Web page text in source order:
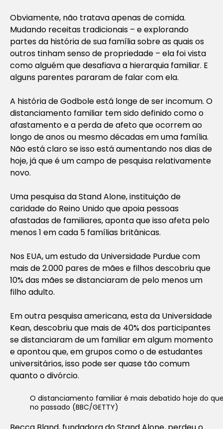
Obviamente, não tratava apenas de comida.
Mudando receitas tradicionais – e explorando
partes da história de sua família sobre as quais os
outros tinham senso de propriedade – ela foi vista
como alguém que desafiava a hierarquia familiar. E
alguns parentes pararam de falar com ela.
A história de Godbole está longe de ser incomum. O
distanciamento familiar tem sido definido como o
afastamento e a perda de afeto que ocorrem ao
longo de anos ou mesmo décadas em uma família.
Não está claro se isso está aumentando nos dias de
hoje, já que é um campo de pesquisa relativamente
novo.
Uma pesquisa da Stand Alone, instituição de
caridade do Reino Unido que apoia pessoas
afastadas de familiares, aponta que isso afeta pelo
menos 1 em cada 5 famílias britânicas.
Nos EUA, um estudo da Universidade Purdue com
mais de 2.000 pares de mães e filhos descobriu que
10% das mães se distanciaram de pelo menos um
filho adulto.
Em outra pesquisa americana, esta da Universidade
Kean, descobriu que mais de 40% dos participantes
se distanciaram de um familiar em algum momento
e apontou que, em grupos como o de estudantes
universitários, isso pode ser quase tão comum
quanto o divórcio.
O distanciamento familiar é mais debatido hoje do
no passado (BBC/GETTY)